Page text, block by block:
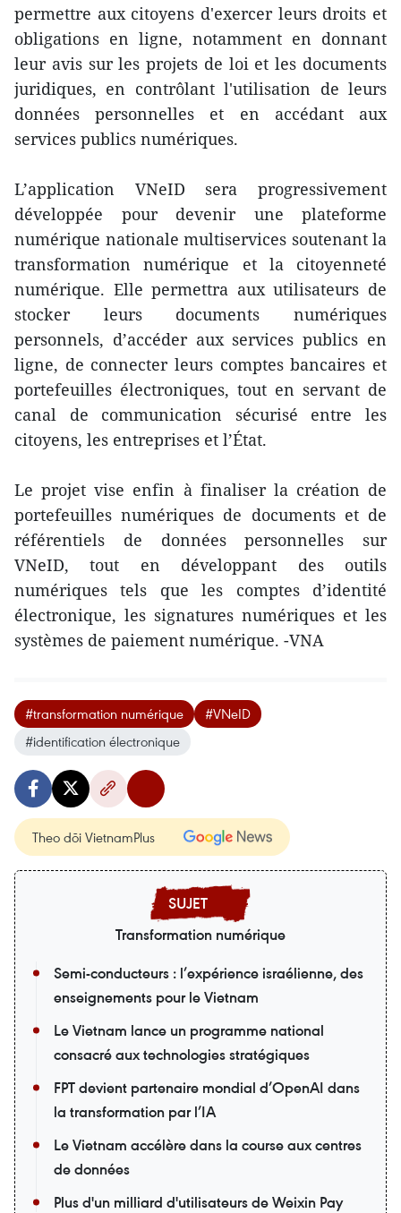
permettre aux citoyens d'exercer leurs droits et
obligations en ligne, notamment en donnant
leur avis sur les projets de loi et les documents
juridiques, en contrôlant l'utilisation de leurs
données personnelles et en accédant aux
services publics numériques.
L’application VNeID sera progressivement
développée pour devenir une plateforme
numérique nationale multiservices soutenant la
transformation numérique et la citoyenneté
numérique. Elle permettra aux utilisateurs de
stocker leurs documents numériques
personnels, d’accéder aux services publics en
ligne, de connecter leurs comptes bancaires et
portefeuilles électroniques, tout en servant de
canal de communication sécurisé entre les
citoyens, les entreprises et l’État.
Le projet vise enfin à finaliser la création de
portefeuilles numériques de documents et de
référentiels de données personnelles sur
VNeID, tout en développant des outils
numériques tels que les comptes d’identité
électronique, les signatures numériques et les
systèmes de paiement numérique. -VNA
#transformation numérique
#VNeID
#identification électronique
Theo dõi VietnamPlus
Transformation numérique
Semi-conducteurs : l’expérience israélienne, des
enseignements pour le Vietnam
Le Vietnam lance un programme national
consacré aux technologies stratégiques
FPT devient partenaire mondial d’OpenAI dans
la transformation par l’IA
Le Vietnam accélère dans la course aux centres
de données
Plus d'un milliard d'utilisateurs de Weixin Pay